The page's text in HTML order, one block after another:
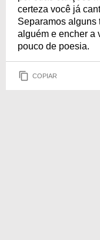
certeza você já
Separamos alguns
alguém e encher a
pouco de poesia.
COPIAR